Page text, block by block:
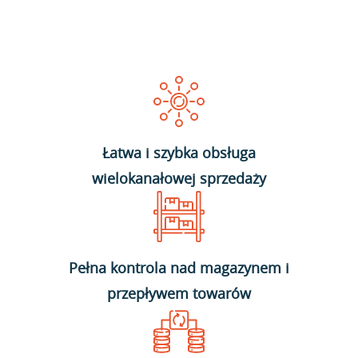
Łatwa i szybka obsługa
wielokanałowej sprzedaży
Pełna kontrola nad magazynem i
przepływem towarów